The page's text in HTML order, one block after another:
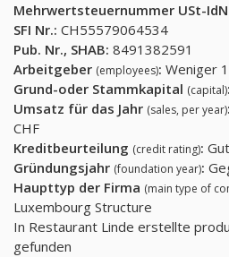
Mehrwertsteuernummer USt-
SFI Nr.: CH55579064534
Pub. Nr., SHAB: 8491382591
Arbeitgeber (employees): Weniger
Grund-oder Stammkapital (capital):
Umsatz für das Jahr (sales, per year):
CHF
Kreditbeurteilung (credit rating): Gut
Gründungsjahr (foundation year):
Haupttyp der Firma (main type of
Luxembourg Structure
In Restaurant Linde erstellte
gefunden